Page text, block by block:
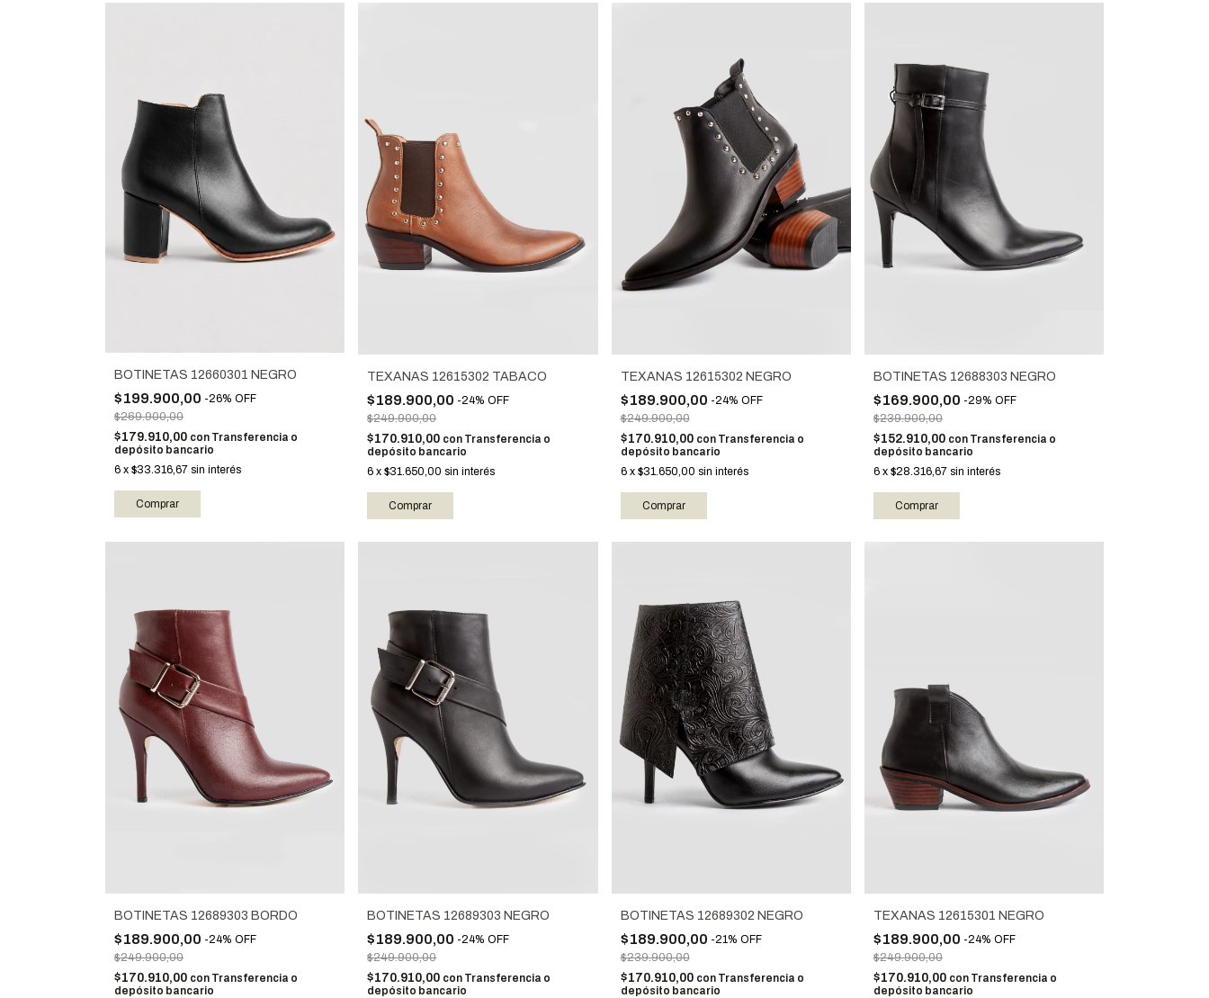
BOTINETAS 12660301 NEGRO
$199.900,00 -26% OFF
$269.900,00
$179.910,00 con Transferencia o
depósito bancario
6 x $33.316,67 sin interés
Comprar
TEXANAS 12615302 TABACO
$189.900,00 -24%OFF
$249.900,00
$170.910,00 con Transferencia o
depósito bancario
6 x$31.650,00 sin interés
Comprar
TEXANAS 12615302 NEGRO
$189.900,00 -24% OFF
$249.900,00
$170.910,00 con Transferencia o
depósito bancario
6 x $31.650,00 sin interés
Comprar
BOTINETAS 12688303 NEGRO
$169.900,00 -29% OFF
$239.900,00
$152.910,00 con Transferencia o
depósito bancario
6 x $28.316,67 sin interés
Comprar
BOTINETAS 12689303 BORDO
$189.900,00 -24% OFF
$249.900,00
$170.910,00 con Transferencia o
depósito bancario
BOTINETAS 12689303 NEGRO
$189.900,00 -24%OFF
$249.900,00
$170.910,00 con Transferencia o
depósito bancario
BOTINETAS 12689302 NEGRO
$189.900,00 -21% OFF
$239.900,00
$170.910,00 con Transferencia o
depósito bancario
TEXANAS 12615301 NEGRO
$189.900,00 -24% OFF
$249.900,00
$170.910,00 con Transferencia o
depósito bancario